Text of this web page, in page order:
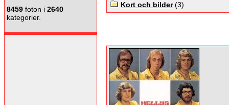
8459 foton i 2640
kategorier.
Kort och bilder(3)